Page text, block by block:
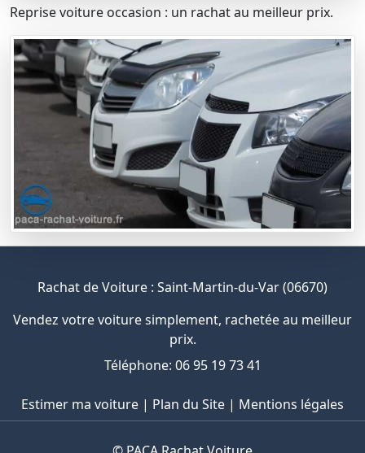
Reprise voiture occasion : un rachat au meilleur prix.
Rachat de Voiture : Saint-Martin-du-Var (06670)
Vendez votre voiture simplement, rachetée au meilleur
prix.
Téléphone: 06 95 19 73 41
Estimer ma voiture | Plan du Site | Mentions légales